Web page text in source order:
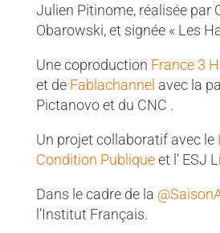
Julien Pitinome, réalisée par
Obarowski, et signée « Les
Une coproduction France 3
et de Fablachannel avec la
Pictanovo et du CNC .
Un projet collaboratif avec le
Condition Publiqueet l’ ESJ
Dans le cadre de la
l’Institut Français.